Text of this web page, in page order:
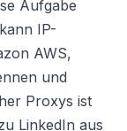
Aufgabe
IP-
AWS,
und
Proxys ist
LinkedIn aus